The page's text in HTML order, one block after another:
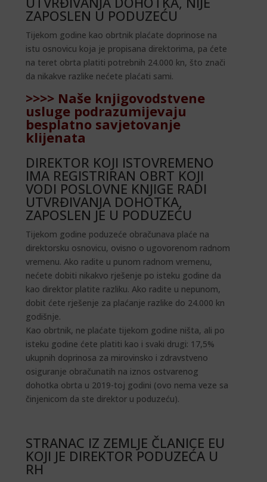
ZAPOSLEN U PODUZEĆU
Tijekom godine kao obrtnik plaćate doprinose na
istu osnovicu koja je propisana direktorima, pa ćete
na teret obrta platiti potrebnih 24.000 kn, što znači
da nikakve razlike nećete plaćati sami.
>>>> Naše knjigovodstvene
usluge podrazumijevaju
besplatno savjetovanje
klijenata
DIREKTOR KOJI ISTOVREMENO
IMA REGISTRIRAN OBRT KOJI
VODI POSLOVNE KNJIGE RADI
UTVRĐIVANJA DOHOTKA,
ZAPOSLEN JE U PODUZEĆU
Tijekom godine poduzeće obračunava plaće na
direktorsku osnovicu, ovisno o ugovorenom radnom
vremenu. Ako radite u punom radnom vremenu,
nećete dobiti nikakvo rješenje po isteku godine da
kao direktor platite razliku. Ako radite u nepunom,
dobit ćete rješenje za plaćanje razlike do 24.000 kn
godišnje.
Kao obrtnik, ne plaćate tijekom godine ništa, ali po
isteku godine ćete platiti kao i svaki drugi: 17,5%
ukupnih doprinosa za mirovinsko i zdravstveno
osiguranje obračunatih na iznos ostvarenog
dohotka obrta u 2019-toj godini (ovo nema veze sa
činjenicom da ste direktor u poduzeću).
STRANAC IZ ZEMLJE ČLANICE EU
KOJI JE DIREKTOR PODUZEĆA U
RH